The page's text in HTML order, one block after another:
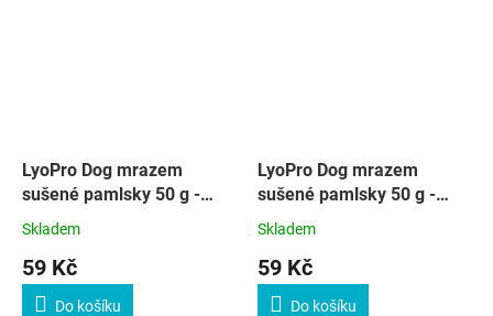
LyoPro Dog mrazem
sušené pamlsky 50 g -
hovězí játra
Skladem
59 Kč
Do košíku
LyoPro Dog mrazem
sušené pamlsky 50 g -
kuřecí játra
Skladem
59 Kč
Do košíku